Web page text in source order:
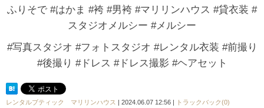
ふりそで #はかま #袴 #男袴 #マリリンハウス #貸衣装 #
スタジオメルシー #メルシー
#写真スタジオ #フォトスタジオ #レンタル衣装 #前撮り
#後撮り #ドレス #ドレス撮影 #ヘアセット
レンタルブティック マリリンハウス | 2024.06.07 12:56 | トラックバック(0)